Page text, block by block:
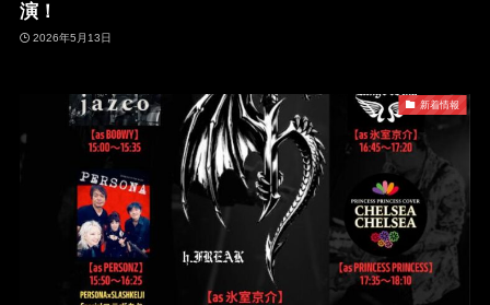
演！
2026年5月13日
新着情報